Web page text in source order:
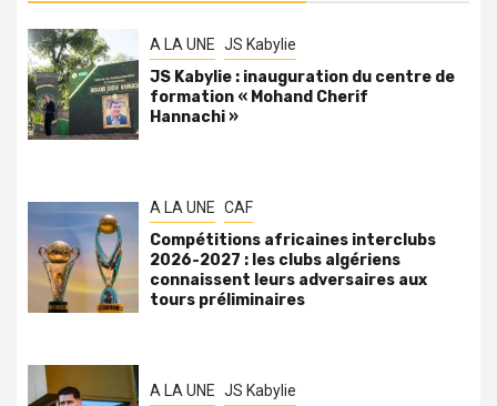
A LA UNE JS Kabylie
JS Kabylie : inauguration du centre de
formation « Mohand Cherif
Hannachi »
A LA UNE CAF
Compétitions africaines interclubs
2026-2027 : les clubs algériens
connaissent leurs adversaires aux
tours préliminaires
A LA UNE JS Kabylie